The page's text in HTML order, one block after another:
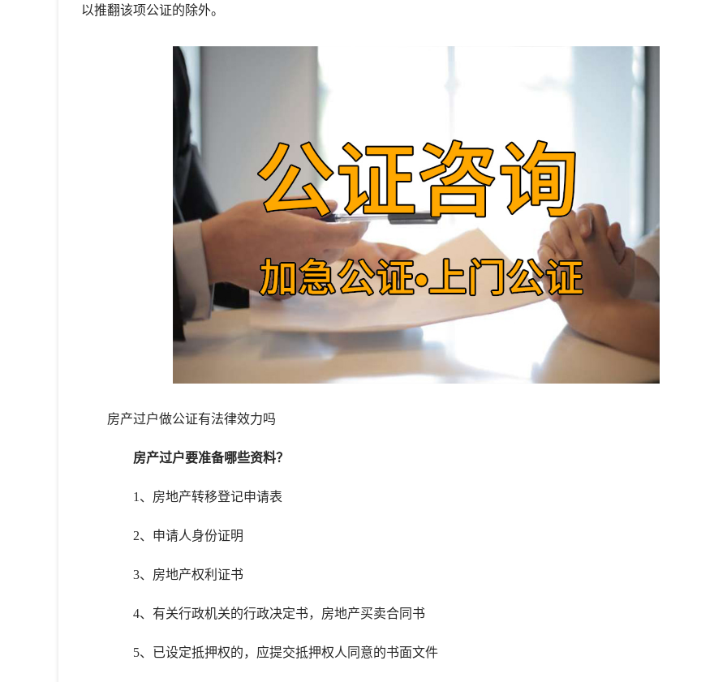
以推翻该项公证的除外。
房产过户做公证有法律效力吗
房产过户要准备哪些资料？
1、房地产转移登记申请表
2、申请人身份证明
3、房地产权利证书
4、有关行政机关的行政决定书，房地产买卖合同书
5、已设定抵押权的，应提交抵押权人同意的书面文件